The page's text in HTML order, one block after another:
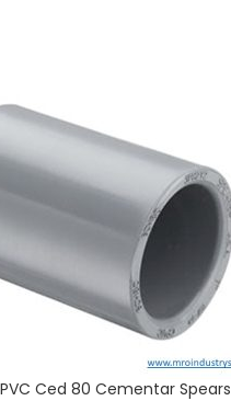
Ced 80 Cementar Spears